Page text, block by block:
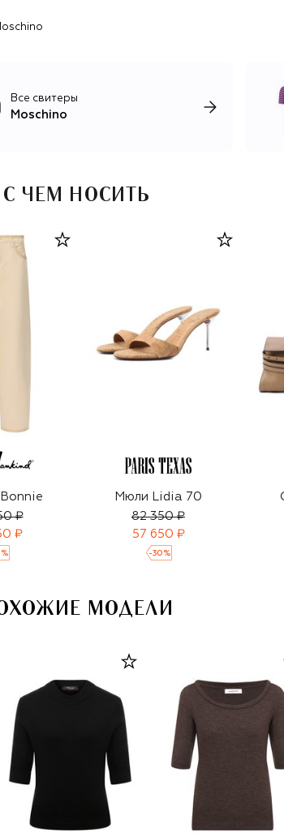
1985 года и смайлики, украшавшие
и загрязнению планеты.
Все свитеры
Moschino
С ЧЕМ НОСИТЬ
₽
₽
%
Мюли Lidia 70
82 350 ₽
57 650 ₽
-30 %
МОДЕЛИ